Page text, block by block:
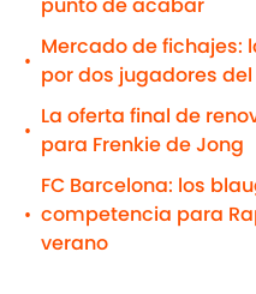
•
Mercado de fichajes:
por dos jugadores
•
La oferta final de
para Frenkie de Jong
•
FC Barcelona: los
competencia para
verano